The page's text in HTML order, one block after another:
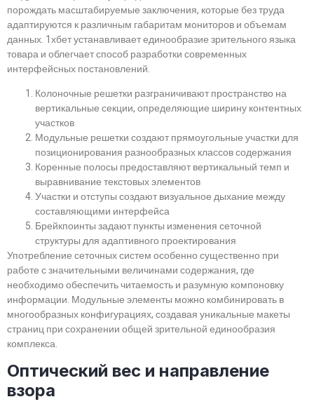
порождать масштабируемые заключения, которые без труда
адаптируются к различным габаритам мониторов и объемам
данных. 1хбет устанавливает единообразие зрительного языка
товара и облегчает способ разработки современных
интерфейсных постановлений.
Колоночные решетки разграничивают пространство на
вертикальные секции, определяющие ширину контентных
участков
Модульные решетки создают прямоугольные участки для
позиционирования разнообразных классов содержания
Коренные полосы предоставляют вертикальный темп и
выравнивание текстовых элементов
Участки и отступы создают визуальное дыхание между
составляющими интерфейса
Брейкпоинты задают пункты изменения сеточной
структуры для адаптивного проектирования
Употребление сеточных систем особенно существенно при
работе с значительными величинами содержания, где
необходимо обеспечить читаемость и разумную компоновку
информации. Модульные элементы можно комбинировать в
многообразных конфигурациях, создавая уникальные макеты
страниц при сохранении общей зрительной единообразия
комплекса.
Оптический вес и направление
взора